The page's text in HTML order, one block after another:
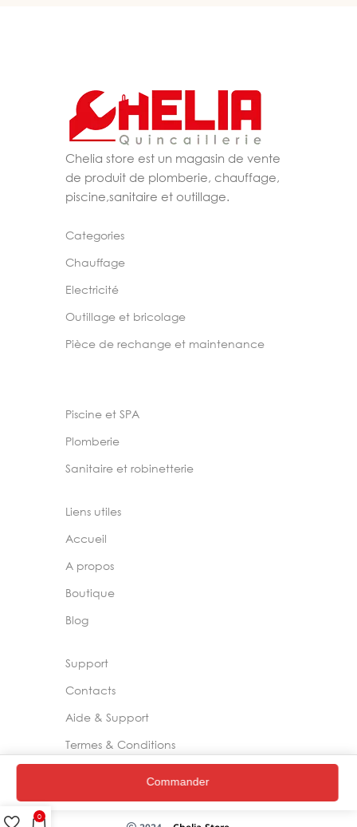
Chelia store est un magasin de vente
de produit de plomberie, chauffage,
piscine,sanitaire et outillage.
Categories
Chauffage
Electricité
Outillage et bricolage
Pièce de rechange et maintenance
Piscine et SPA
Plomberie
Sanitaire et robinetterie
Liens utiles
Accueil
A propos
Boutique
Blog
Support
Contacts
Aide & Support
Termes & Conditions
0
Commander